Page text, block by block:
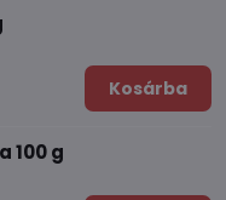
Kosárba
100 g